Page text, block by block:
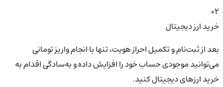
02
خرید ارز دیجیتال
بعد از ثبت‌نام و تکمیل احراز هویت، تنها با انجام واریز تومانی
می‌توانید موجودی حساب خود را افزایش داده و به‌سادگی اقدام به
خرید ارزهای دیجیتال کنید.